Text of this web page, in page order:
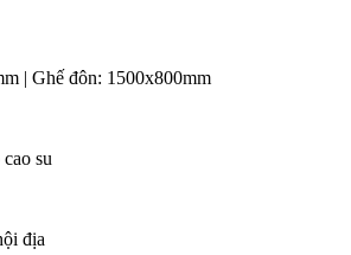
| Ghế đôn: 1500x800mm
su
địa